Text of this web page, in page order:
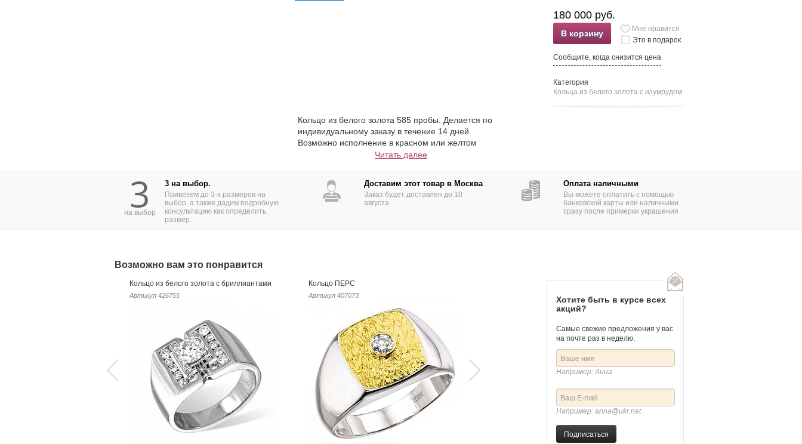
180 000 руб.
В корзину
Мне нравится
Это в подарок
Сообщите, когда снизится цена
Категория
Кольца из белого золота c изумрудом
Кольцо из белого золота 585 пробы. Делается по
индивидуальному заказу в течение 14 дней.
Возможно исполнение в красном или желтом
золоте с сапфиром или бриллиантом.
Читать далее
3
на выбор
3 на выбор.
Привезем до 3-х размеров на
выбор, а также дадим подробную
консультацию как определить
размер.
Доставим этот товар в Москва
Заказ будет доставлен до 10
августа
Оплата наличными
Вы можете оплатить с помощью
банковской карты или наличными
сразу после примерки украшения
Возможно вам это понравится
Кольцо из белого золота с бриллиантами
Артикул 426755
Кольцо ПЕРС
Артикул 407073
Помолвочное кольцо из белого золота
кт бриллиантом
Хотите быть в курсе всех
акций?
Самые свежие предложения у вас
на почте раз в неделю.
Например: Анна
Например: anna@ukr.net
Подписаться